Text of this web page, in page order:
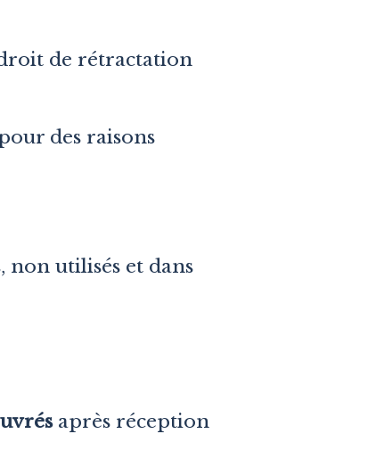
de rétractation
des raisons
utilisés et dans
après réception